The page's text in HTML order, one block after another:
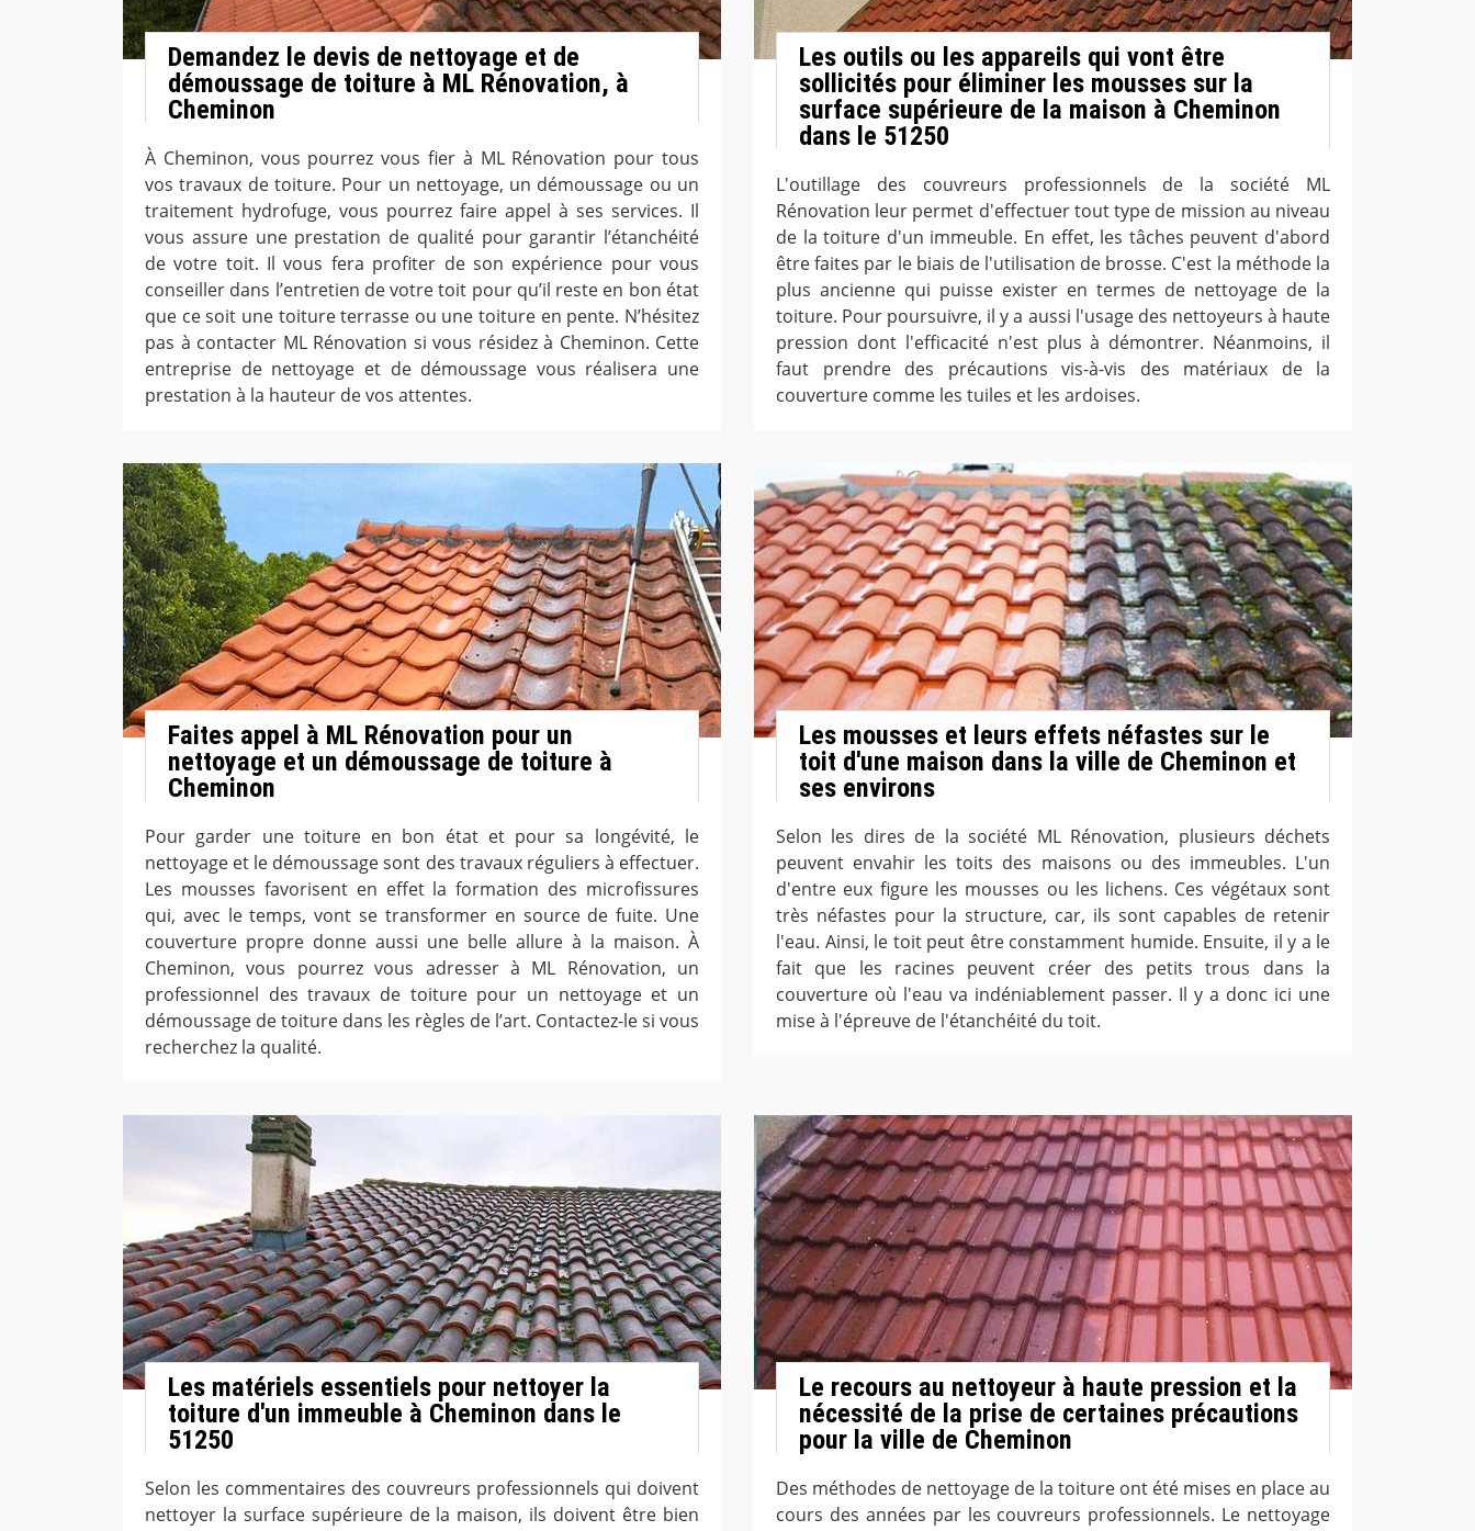
Demandez le devis de nettoyage et de
démoussage de toiture à ML Rénovation, à
Cheminon
À Cheminon, vous pourrez vous fier à ML Rénovation pour tous
vos travaux de toiture. Pour un nettoyage, un démoussage ou un
traitement hydrofuge, vous pourrez faire appel à ses services. Il
vous assure une prestation de qualité pour garantir l’étanchéité
de votre toit. Il vous fera profiter de son expérience pour vous
conseiller dans l’entretien de votre toit pour qu’il reste en bon état
que ce soit une toiture terrasse ou une toiture en pente. N’hésitez
pas à contacter ML Rénovation si vous résidez à Cheminon. Cette
entreprise de nettoyage et de démoussage vous réalisera une
prestation à la hauteur de vos attentes.
Les outils ou les appareils qui vont être
sollicités pour éliminer les mousses sur la
surface supérieure de la maison à Cheminon
dans le 51250
L'outillage des couvreurs professionnels de la société ML
Rénovation leur permet d'effectuer tout type de mission au niveau
de la toiture d'un immeuble. En effet, les tâches peuvent d'abord
être faites par le biais de l'utilisation de brosse. C'est la méthode la
plus ancienne qui puisse exister en termes de nettoyage de la
toiture. Pour poursuivre, il y a aussi l'usage des nettoyeurs à haute
pression dont l'efficacité n'est plus à démontrer. Néanmoins, il
faut prendre des précautions vis-à-vis des matériaux de la
couverture comme les tuiles et les ardoises.
Faites appel à ML Rénovation pour un
nettoyage et un démoussage de toiture à
Cheminon
Pour garder une toiture en bon état et pour sa longévité, le
nettoyage et le démoussage sont des travaux réguliers à effectuer.
Les mousses favorisent en effet la formation des microfissures
qui, avec le temps, vont se transformer en source de fuite. Une
couverture propre donne aussi une belle allure à la maison. À
Cheminon, vous pourrez vous adresser à ML Rénovation, un
professionnel des travaux de toiture pour un nettoyage et un
démoussage de toiture dans les règles de l’art. Contactez-le si vous
recherchez la qualité.
Les mousses et leurs effets néfastes sur le
toit d'une maison dans la ville de Cheminon et
ses environs
Selon les dires de la société ML Rénovation, plusieurs déchets
peuvent envahir les toits des maisons ou des immeubles. L'un
d'entre eux figure les mousses ou les lichens. Ces végétaux sont
très néfastes pour la structure, car, ils sont capables de retenir
l'eau. Ainsi, le toit peut être constamment humide. Ensuite, il y a le
fait que les racines peuvent créer des petits trous dans la
couverture où l'eau va indéniablement passer. Il y a donc ici une
mise à l'épreuve de l'étanchéité du toit.
Les matériels essentiels pour nettoyer la
toiture d'un immeuble à Cheminon dans le
51250
Selon les commentaires des couvreurs professionnels qui doivent
nettoyer la surface supérieure de la maison, ils doivent être bien
Le recours au nettoyeur à haute pression et la
nécessité de la prise de certaines précautions
pour la ville de Cheminon
Des méthodes de nettoyage de la toiture ont été mises en place au
cours des années par les couvreurs professionnels. Le nettoyage